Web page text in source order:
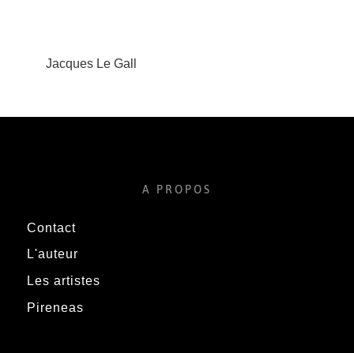
Jacques Le Gall
A PROPOS
Contact
L'auteur
Les artistes
Pireneas